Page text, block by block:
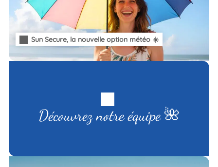
Sun Secure, la nouvelle option météo ☀️
Découvrez notre équipe 🌺